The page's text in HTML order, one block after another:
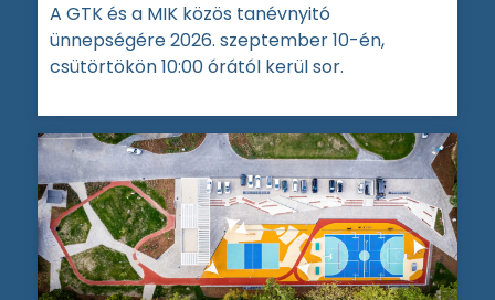
A GTK és a MIK közös tanévnyitó
ünnepségére 2026. szeptember 10-én,
csütörtökön 10:00 órától kerül sor.